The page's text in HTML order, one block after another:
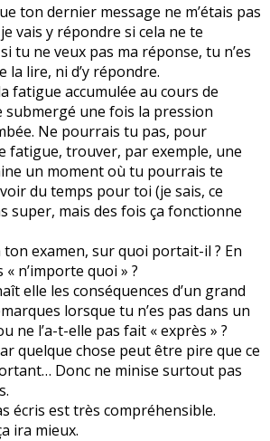
ton dernier message ne m’étais pas
vais y répondre si cela ne te
tu ne veux pas ma réponse, tu n’es
la lire, ni d’y répondre.
fatigue accumulée au cours de
submergé une fois la pression
Ne pourrais tu pas, pour
fatigue, trouver, par exemple, une
un moment où tu pourrais te
du temps pour toi (je sais, ce
super, mais des fois ça fonctionne
examen, sur quoi portait-il ? En
n’importe quoi » ?
elle les conséquences d’un grand
lorsque tu n’es pas dans un
ne l’a-t-elle pas fait « exprès » ?
quelque chose peut être pire que ce
Donc ne minise surtout pas
écris est très compréhensible.
ira mieux.